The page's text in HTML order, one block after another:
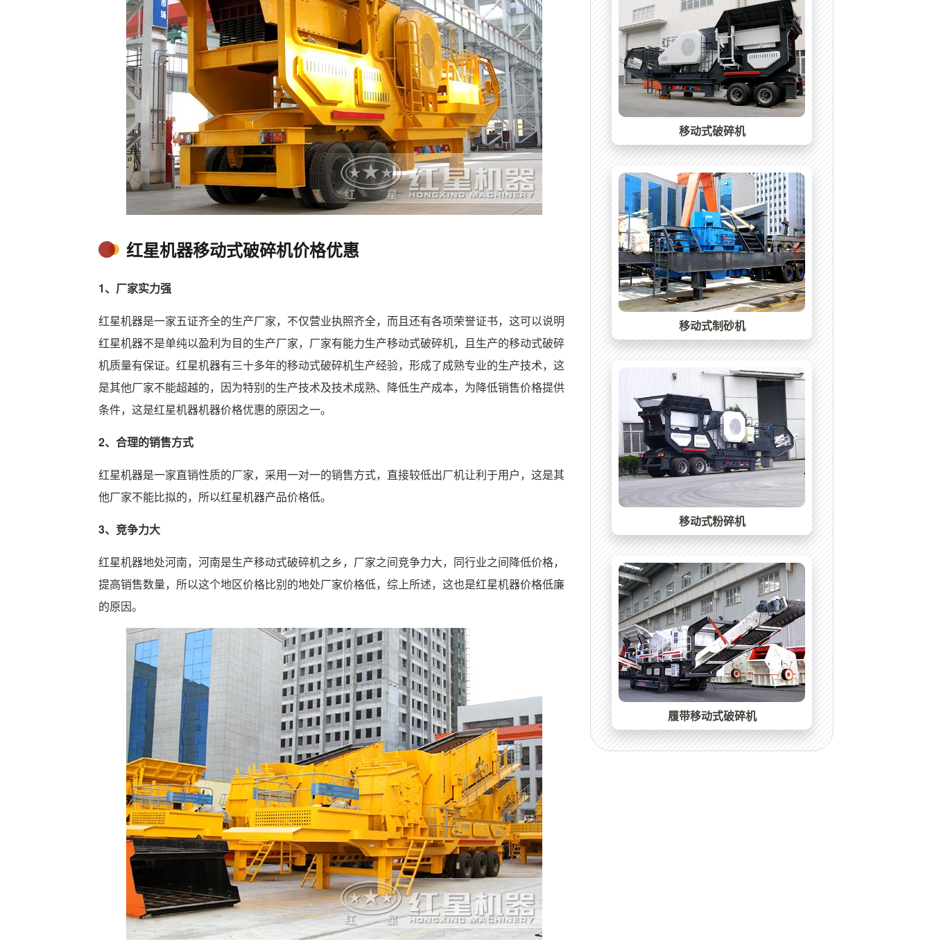
红星机器移动式破碎机价格优惠
1、厂家实力强
红星机器是一家五证齐全的生产厂家，不仅营业执照齐全，而且还有各项荣誉证书，这可以说明
红星机器不是单纯以盈利为目的生产厂家，厂家有能力生产移动式破碎机，且生产的移动式破碎
机质量有保证。红星机器有三十多年的移动式破碎机生产经验，形成了成熟专业的生产技术，这
是其他厂家不能超越的，因为特别的生产技术及技术成熟、降低生产成本，为降低销售价格提供
条件，这是红星机器机器价格优惠的原因之一。
2、合理的销售方式
红星机器是一家直销性质的厂家，采用一对一的销售方式，直接较低出厂机让利于用户，这是其
他厂家不能比拟的，所以红星机器产品价格低。
3、竞争力大
红星机器地处河南，河南是生产移动式破碎机之乡，厂家之间竞争力大，同行业之间降低价格，
提高销售数量，所以这个地区价格比别的地处厂家价格低，综上所述，这也是红星机器价格低廉
的原因。
移动式破碎机
移动式制砂机
移动式粉碎机
履带移动式破碎机